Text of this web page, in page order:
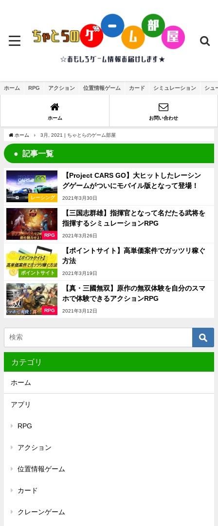
ホーム RPG アクション 位置情報ゲーム カード シミュレーション シュ
ホーム お問い合わせ
ホーム 3月, 2021 | ちゃとらのゲーム部屋
記事一覧
レーシング
【Project CARS GO】大ヒットしたレーシン
グゲームがついにモバイル版となって登場！
2021年3月30日
RPG
【三国志群雄】指揮官となって名だたる武将を
指揮するシミュレーションRPG
2021年3月26日
ポイントサイト
【ポイントサイト】高単価案件でガッツリ稼ぐ
方法
2021年3月19日
RPG
【真・三國無双】原作の無双体験を自分のスマ
ホで体験できるアクションRPG
2021年3月12日
カテゴリ
ホーム
アプリ
RPG
アクション
位置情報ゲーム
カード
クレーンゲーム